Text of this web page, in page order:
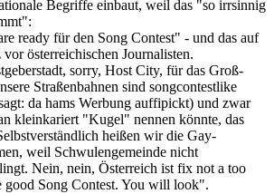
Begriffe einbaut, weil das "so irrsinnig
ready für den Song Contest" - und das auf
österreichischen Journalisten.
sorry, Host City, für das Groß-
Straßenbahnen sind songcontestlike
da hams Werbung auffipickt) und zwar
kleinkariert "Kugel" nennen könnte, das
heißen wir die Gay-
weil Schwulengemeinde nicht
Nein, nein, Österreich ist fix not a too
good Song Contest. You will look".